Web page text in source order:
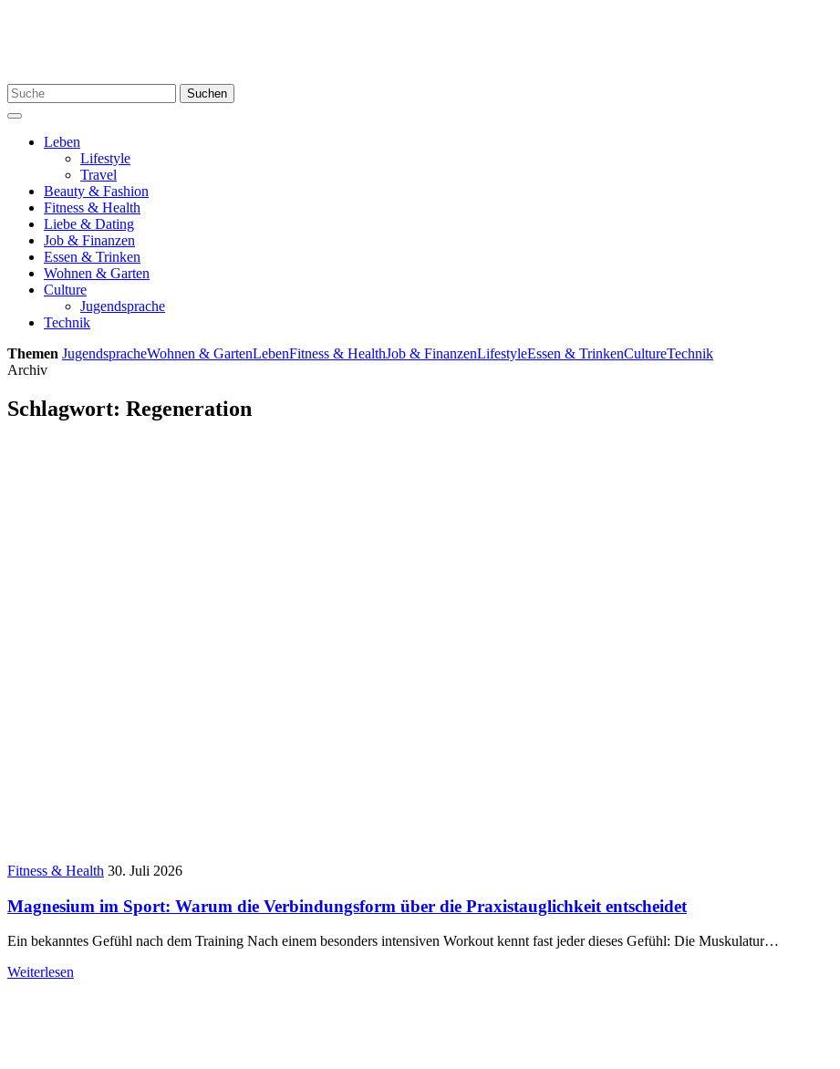
Search
for:
Suchen
Menu
Leben
Lifestyle
Travel
Beauty & Fashion
Fitness & Health
Liebe & Dating
Job & Finanzen
Essen & Trinken
Wohnen & Garten
Culture
Jugendsprache
Technik
Themen JugendspracheWohnen & GartenLebenFitness & HealthJob & FinanzenLifestyleEssen & TrinkenCultureTechnik
Archiv
Schlagwort: Regeneration
Fitness & Health 30. Juli 2026
Magnesium im Sport: Warum die Verbindungsform über die Praxistauglichkeit entscheidet
Ein bekanntes Gefühl nach dem Training Nach einem besonders intensiven Workout kennt fast jeder dieses Gefühl: Die Muskulatur…
Weiterlesen